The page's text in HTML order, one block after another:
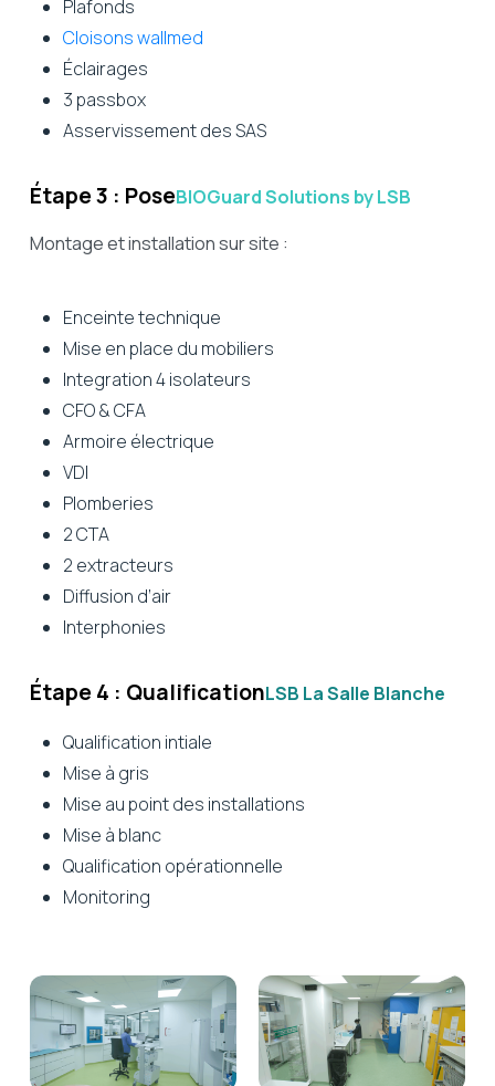
Plafonds
Cloisons wallmed
Éclairages
3 passbox
Asservissement des SAS
Étape 3 : PoseBIOGuard Solutions by LSB
Montage et installation sur site :
Enceinte technique
Mise en place du mobiliers
Integration 4 isolateurs
CFO & CFA
Armoire électrique
VDI
Plomberies
2 CTA
2 extracteurs
Diffusion d’air
Interphonies
Étape 4 : QualificationLSB La Salle Blanche
Qualification intiale
Mise à gris
Mise au point des installations
Mise à blanc
Qualification opérationnelle
Monitoring